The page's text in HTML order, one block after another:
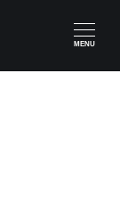
MENU